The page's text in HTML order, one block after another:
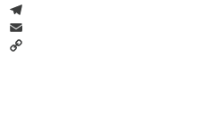
WhatsApp
Telegram
Email